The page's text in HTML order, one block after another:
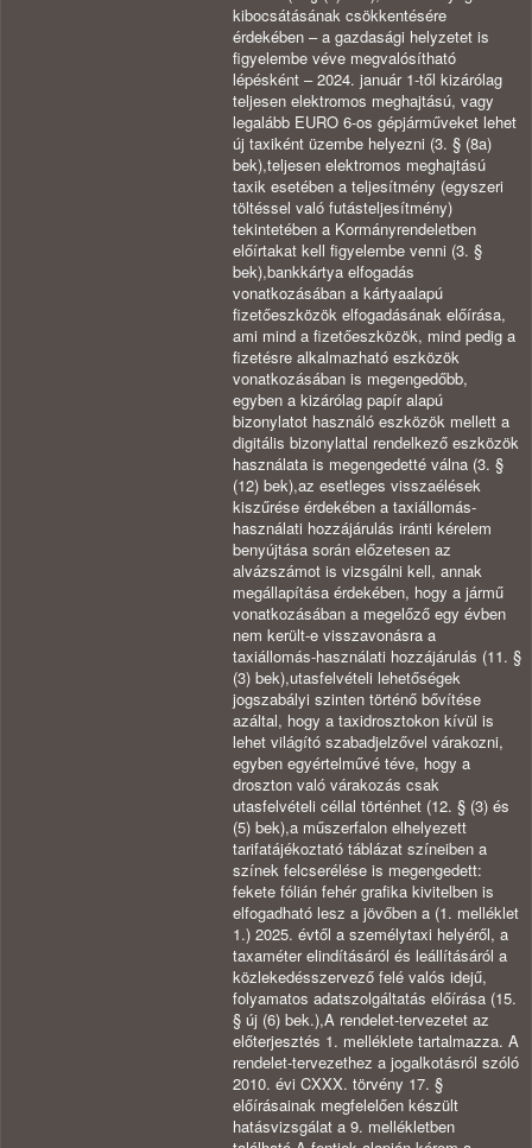
kibocsátásának csökkentésére
érdekében – a gazdasági helyzetet is
figyelembe véve megvalósítható
lépésként – 2024. január 1-től kizárólag
teljesen elektromos meghajtású, vagy
legalább EURO 6-os gépjárműveket lehet
új taxiként üzembe helyezni (3. § (8a)
bek),teljesen elektromos meghajtású
taxik esetében a teljesítmény (egyszeri
töltéssel való futásteljesítmény)
tekintetében a Kormányrendeletben
előírtakat kell figyelembe venni (3. §
bek),bankkártya elfogadás
vonatkozásában a kártyaalapú
fizetőeszközök elfogadásának előírása,
ami mind a fizetőeszközök, mind pedig a
fizetésre alkalmazható eszközök
vonatkozásában is megengedőbb,
egyben a kizárólag papír alapú
bizonylatot használó eszközök mellett a
digitális bizonylattal rendelkező eszközök
használata is megengedetté válna (3. §
(12) bek),az esetleges visszaélések
kiszűrése érdekében a taxiállomás-
használati hozzájárulás iránti kérelem
benyújtása során előzetesen az
alvázszámot is vizsgálni kell, annak
megállapítása érdekében, hogy a jármű
vonatkozásában a megelőző egy évben
nem került-e visszavonásra a
taxiállomás-használati hozzájárulás (11. §
(3) bek),utasfelvételi lehetőségek
jogszabályi szinten történő bővítése
azáltal, hogy a taxidrosztokon kívül is
lehet világító szabadjelzővel várakozni,
egyben egyértelművé téve, hogy a
droszton való várakozás csak
utasfelvételi céllal történhet (12. § (3) és
(5) bek),a műszerfalon elhelyezett
tarifatájékoztató táblázat színeiben a
színek felcserélése is megengedett:
fekete fólián fehér grafika kivitelben is
elfogadható lesz a jövőben a (1. melléklet
1.) 2025. évtől a személytaxi helyéről, a
taxaméter elindításáról és leállításáról a
közlekedésszervező felé valós idejű,
folyamatos adatszolgáltatás előírása (15.
§ új (6) bek.),A rendelet-tervezetet az
előterjesztés 1. melléklete tartalmazza. A
rendelet-tervezethez a jogalkotásról szóló
2010. évi CXXX. törvény 17. §
előírásainak megfelelően készült
hatásvizsgálat a 9. mellékletben